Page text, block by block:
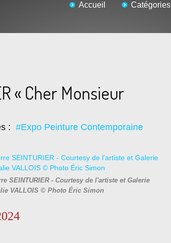
Accueil Catégories
« Cher Monsieur
: #Expo Peinture Contemporaine
SEINTURIER - Courtesy de l'artiste et Galerie
VALLOIS © Photo Éric Simon